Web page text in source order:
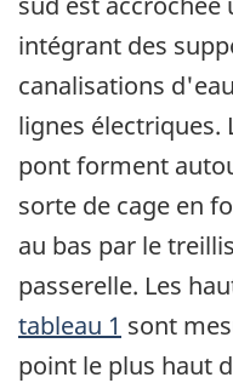
intégrant des
canalisations
lignes électriques.
pont forment
sorte de cage en
au bas par le
passerelle. Les
tableau 1 sont
point le plus haut